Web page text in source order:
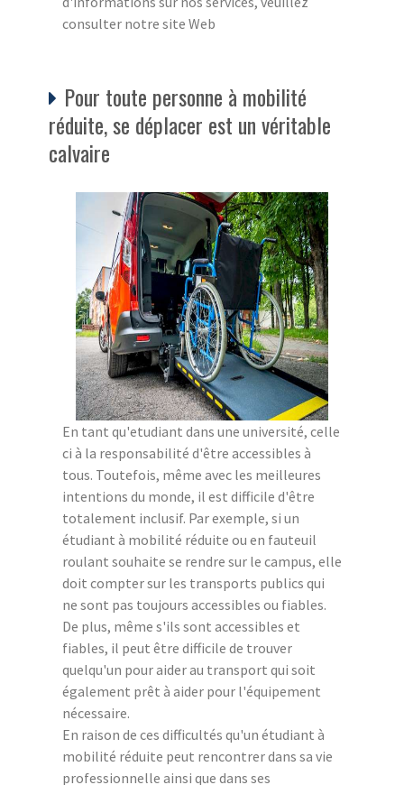
consulter notre site Web
Pour toute personne à mobilité
réduite, se déplacer est un véritable
calvaire
En tant qu'etudiant dans une université, celle
ci à la responsabilité d'être accessibles à
tous. Toutefois, même avec les meilleures
intentions du monde, il est difficile d'être
totalement inclusif. Par exemple, si un
étudiant à mobilité réduite ou en fauteuil
roulant souhaite se rendre sur le campus, elle
doit compter sur les transports publics qui
ne sont pas toujours accessibles ou fiables.
De plus, même s'ils sont accessibles et
fiables, il peut être difficile de trouver
quelqu'un pour aider au transport qui soit
également prêt à aider pour l'équipement
nécessaire.
En raison de ces difficultés qu'un étudiant à
mobilité réduite peut rencontrer dans sa vie
professionnelle ainsi que dans ses